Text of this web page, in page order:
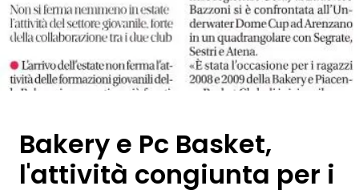
Bakery e Pc Basket,
l'attività congiunta per i